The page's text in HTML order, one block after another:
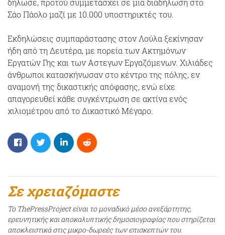
δήλωσε, προτού συμμετάσχει σε μια διαδήλωση στο
Σάο Πάολο μαζί με 10.000 υποστηρικτές του.
Εκδηλώσεις συμπαράστασης στον Λούλα ξεκίνησαν
ήδη από τη Δευτέρα, με πορεία των Ακτημόνων
Εργατών Γης και των Αστεγων Εργαζόμενων. Χιλιάδες
άνθρωποι κατασκήνωσαν στο κέντρο της πόλης, εν
αναμονή της δικαστικής απόφασης, ενώ είχε
απαγορευθεί κάθε συγκέντρωση σε ακτίνα ενός
χιλιομέτρου από το Δικαστικό Μέγαρο.
Σε χρειαζόμαστε
Το ThePressProject είναι το μοναδικό μέσο ανεξάρτητης,
ερευνητικής και αποκαλυπτικής δημοσιογραφίας που στηρίζεται
αποκλειστικά στις μικρο-δωρεές των επισκεπτών του.